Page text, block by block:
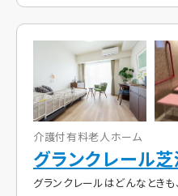
介護付有料老人ホーム
グランクレール
グランクレールはどんなとき